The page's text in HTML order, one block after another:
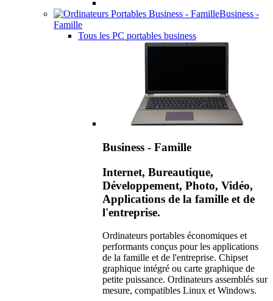
Business -
Famille
Tous les PC portables business
Business - Famille
Internet, Bureautique,
Développement, Photo, Vidéo,
Applications de la famille et de
l'entreprise.
Ordinateurs portables économiques et
performants conçus pour les applications
de la famille et de l'entreprise. Chipset
graphique intégré ou carte graphique de
petite puissance. Ordinateurs assemblés sur
mesure, compatibles Linux et Windows.